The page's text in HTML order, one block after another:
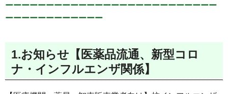
ーーーーーーーーーーーーーーーーーーーーーーーーーー
ーーーーーーーーーーーー
1.お知らせ【医薬品流通、新型コロ
ナ・インフルエンザ関係】